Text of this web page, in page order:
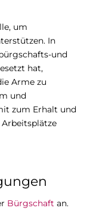
um
In
und
hat,
Arme zu
und
zum Erhalt und
Bürgschaft an.